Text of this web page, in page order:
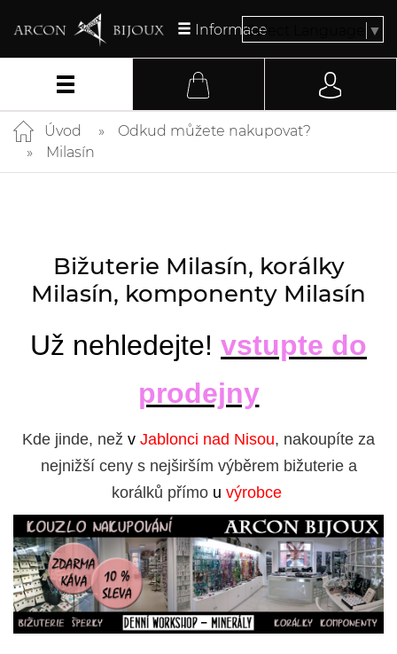
InformaceSelect Language ▼
Úvod
Odkud můžete nakupovat?
Milasín
Bižuterie Milasín, korálky
Milasín, komponenty Milasín
Už nehledejte! vstupte do
prodejny
Kde jinde, než v Jablonci nad Nisou, nakoupíte za
nejnižší ceny s nejširším výběrem bižuterie a
korálků přímo u výrobce